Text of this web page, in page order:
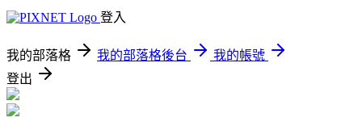
登入
我的部落格 我的部落格後台
我的帳號
登出